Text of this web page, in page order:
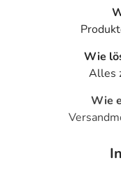
Wie
Alles
Wie